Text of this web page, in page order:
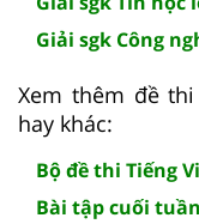
Giải sgk Công
Xem thêm đề
hay khác:
Bộ đề thi Tiếng
Bài tập cuối